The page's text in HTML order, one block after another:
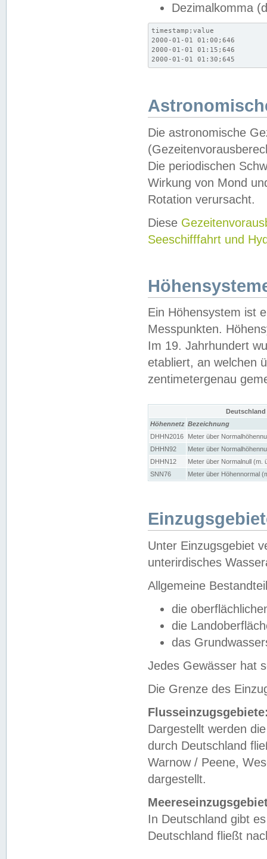
Dezimalkomma
timestamp;value
2000-01-01 01:00;646
2000-01-01 01:15;646
2000-01-01 01:30;645
Die astronomische
Die periodischen
Wirkung von Mond
Rotation verursacht.
Diese
Seeschifffahrt und
Ein Höhensystem ist
Messpunkten.
Im 19. Jahrhundert
etabliert, an welchen
zentimetergenau
Höhennetz Bezeichnung
DHHN2016
Meter über
DHHN92
Meter über
DHHN12
Meter über Normalnull (m.
SNN76
Meter über Höhennormal
Unter Einzugsgebiet
unterirdisches
Allgemeine
die
die
das
Jedes Gewässer hat
Die Grenze des
Dargestellt werden
durch Deutschland
Warnow / Peene,
dargestellt.
In Deutschland gibt
Deutschland fließt